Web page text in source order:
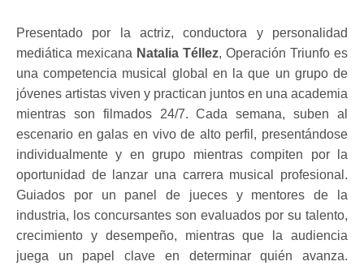
Presentado por la actriz, conductora y personalidad
mediática mexicana Natalia Téllez, Operación Triunfo es
una competencia musical global en la que un grupo de
jóvenes artistas viven y practican juntos en una academia
mientras son filmados 24/7. Cada semana, suben al
escenario en galas en vivo de alto perfil, presentándose
individualmente y en grupo mientras compiten por la
oportunidad de lanzar una carrera musical profesional.
Guiados por un panel de jueces y mentores de la
industria, los concursantes son evaluados por su talento,
crecimiento y desempeño, mientras que la audiencia
juega un papel clave en determinar quién avanza.